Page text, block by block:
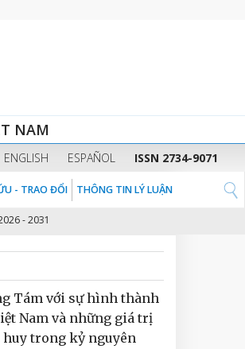
NAM
ENGLISH ESPAÑOL ISSN 2734-9071
- TRAO ĐỔI THÔNG TIN LÝ LUẬN
2031 2
Tám với sự hình thành
Nam và những giá trị
trong kỷ nguyên